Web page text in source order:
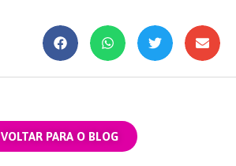
VOLTAR PARA O BLOG